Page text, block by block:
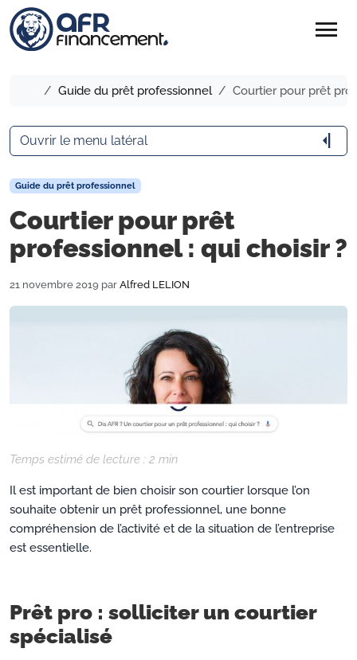
menu
Accueil
Guide du prêt professionnel Courtier pour prêt
Guide du prêt professionnel
Courtier pour prêt
professionnel : qui choisir ?
21 novembre 2019 par Alfred LELION
Temps estimé de lecture : 2 min
Il est important de bien choisir son courtier lorsque l’on
souhaite obtenir un prêt professionnel, une bonne
compréhension de l’activité et de la situation de l’entreprise
est essentielle.
Prêt pro : solliciter un courtier
spécialisé
Ouvrir le menu latéral arrow_menu_close